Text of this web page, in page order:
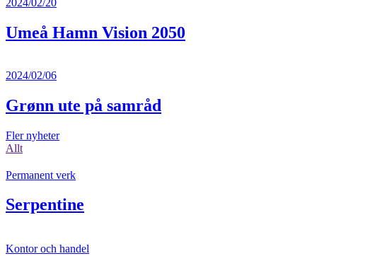
Umeå Hamn Vision 2050
2024/02/06
Grønn ute på samråd
Fler nyheter
Allt
Permanent verk
Serpentine
Kontor och handel